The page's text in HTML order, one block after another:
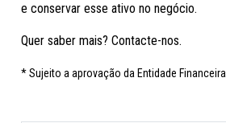
e conservar esse ativo no negócio.
Quer saber mais? Contacte-nos.
* Sujeito a aprovação da Entidade Financeira